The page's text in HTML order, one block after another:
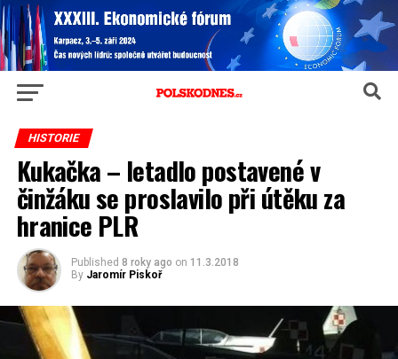
HISTORIE
Kukačka – letadlo postavené v
činžáku se proslavilo při útěku za
hranice PLR
Published 8 roky ago on 11.3.2018
By Jaromír Piskoř